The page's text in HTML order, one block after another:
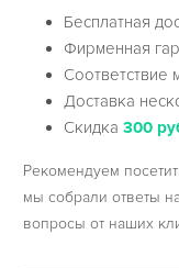
Бесплатная
Фирменная
Соответствие
Доставка
Скидка300
Рекомендуем
мы собрали ответы
вопросы от наших